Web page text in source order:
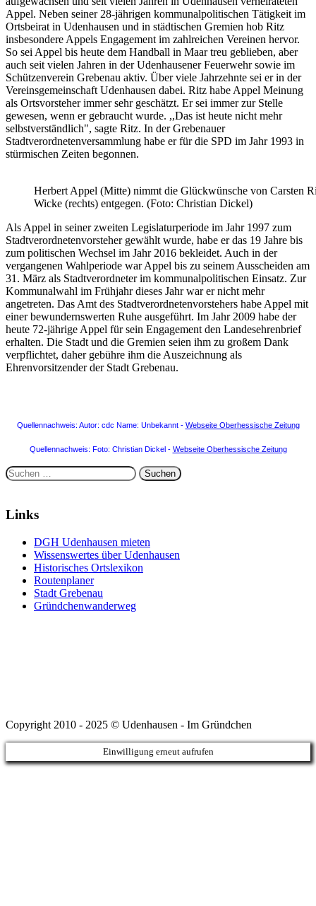
Appel. Neben seiner 28-jährigen kommunalpolitischen Tätigkeit im
Ortsbeirat in Udenhausen und in städtischen Gremien hob Ritz
insbesondere Appels Engagement im zahl­reichen Vereinen hervor.
So sei Appel bis heute dem Handball in Maar treu geblieben, aber
auch seit vielen Jahren in der Udenhausener Feuerwehr sowie im
Schützenverein Grebenau aktiv. Über viele Jahrzehnte sei er in der
Vereinsgemeinschaft Udenhausen dabei. Ritz habe Appel Meinung
als Ortsvorsteher immer sehr geschätzt. Er sei immer zur Stelle
gewesen, wenn er gebraucht wurde. ,,Das ist heute nicht mehr
selbstverständlich", sagte Ritz. In der Grebenauer
Stadtverordnetenversammlung habe er für die SPD im Jahr 1993 in
stürmischen Zeiten begonnen.
Herbert Appel (Mitte) nimmt die Glückwünsche von Carsten
Wicke (rechts) entgegen. (Foto: Christian Dickel)
Als Appel in seiner zweiten Legislaturperiode im Jahr 1997 zum
Stadtverordnetenvorsteher gewählt wurde, habe er das 19 Jahre bis
zum politischen Wechsel im Jahr 2016 bekleidet. Auch in der
vergangenen Wahlperiode war Appel bis zu seinem Ausscheiden am
31. März als Stadtverordneter im kommunalpolitischen Einsatz. Zur
Kommunalwahl im Frühjahr dieses Jahr war er nicht mehr
angetreten. Das Amt des Stadtverordnetenvorstehers habe Appel mit
einer bewundernswerten Ruhe ausgeführt. Im Jahr 2009 habe der
heute 72-jährige Appel für sein Engagement den Landesehrenbrief
erhalten. Die Stadt und die Gremien seien ihm zu großem Dank
verpflichtet, daher gebühre ihm die Auszeichnung als
Ehrenvorsitzender der Stadt Grebenau.
Quellennachweis: Autor: cdc Name: Unbekannt - Webseite Oberhessische Zeitung
Quellennachweis: Foto: Christian Dickel - Webseite Oberhessische Zeitung
Suchen
nach:
Links
DGH Udenhausen mieten
Wissenswertes über Udenhausen
Historisches Ortslexikon
Routenplaner
Stadt Grebenau
Gründchenwanderweg
Copyright 2010 - 2025 © Udenhausen - Im Gründchen
Einwilligung erneut aufrufen